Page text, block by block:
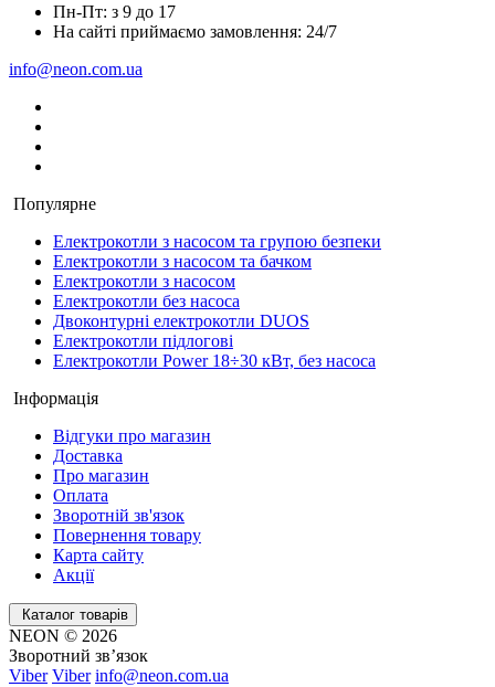
Пн-Пт: з 9 до 17
На сайті приймаємо замовлення: 24/7
info@neon.com.ua
Популярне
Електрокотли з насосом та групою безпеки
Електрокотли з насосом та бачком
Електрокотли з насосом
Електрокотли без насоса
Двоконтурні електрокотли DUOS
Електрокотли підлогові
Електрокотли Power 18÷30 кВт, без насоса
Інформація
Відгуки про магазин
Доставка
Про магазин
Оплата
Зворотній зв'язок
Повернення товару
Карта сайту
Акції
Каталог товарів
NEON © 2026
Зворотний зв’язок
Viber Viber info@neon.com.ua